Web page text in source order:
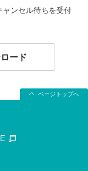
ャンセル待ちを受付
ード
ページトップへ